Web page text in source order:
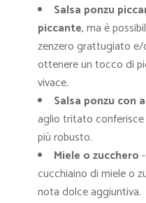
Salsa ponzu
piccante, ma è
zenzero grattugiato
ottenere un tocco di
vivace.
Salsa ponzu con
aglio tritato
più robusto.
Miele o zucchero
cucchiaino di miele o
nota dolce aggiuntiva.